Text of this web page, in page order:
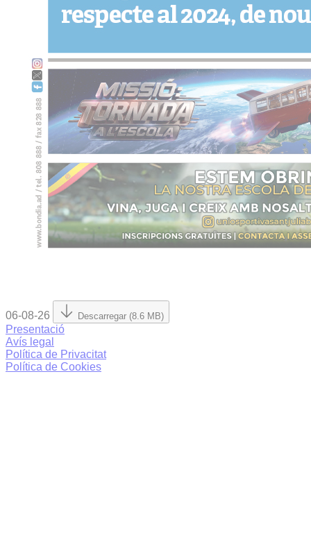
06-08-26 Descarregar (8.6 MB)
Presentació
Avís legal
Política de Privacitat
Política de Cookies